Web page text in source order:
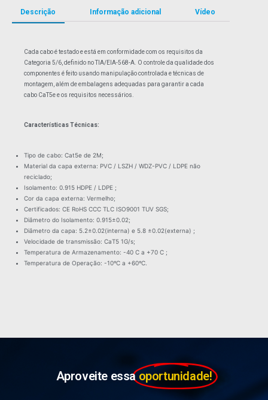
Descrição Informação adicional Vídeo
Cada cabo é testado e está em conformidade com os requisitos da
Categoria 5/6, definido no TIA/EIA-568-A. O controle da qualidade dos
componentes é feito usando manipulação controlada e técnicas de
montagem, além de embalagens adequadas para garantir a cada
cabo CaT5e e os requisitos necessários.
Características Técnicas:
Tipo de cabo: Cat5e de 2M;
Material da capa externa: PVC / LSZH / WDZ-PVC / LDPE não
reciclado;
Isolamento: 0.915 HDPE / LDPE ;
Cor da capa externa: Vermelho;
Certificados: CE RoHS CCC TLC ISO9001 TUV SGS;
Diâmetro do Isolamento: 0.915±0.02;
Diâmetro da capa: 5.2±0.02(interna) e 5.8 ±0.02(externa) ;
Velocidade de transmissão: CaT5 1G/s;
Temperatura de Armazenamento: -40 C a +70 C ;
Temperatura de Operação: -10ºC a +60ºC.
Aproveite essa oportunidade!